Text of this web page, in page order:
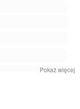
Pokaż więcej